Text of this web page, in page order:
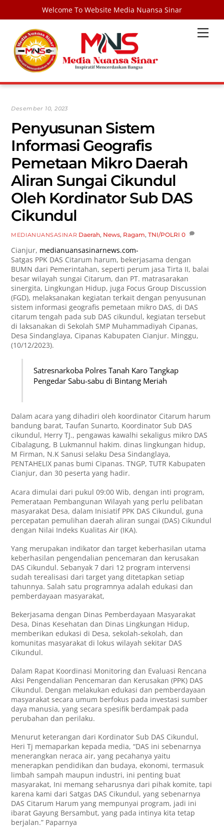
Welcome To Website Media Nuansa Sinar
content
Desember 10, 2023
Penyusunan Sistem
Informasi Geografis
Pemetaan Mikro Daerah
Aliran Sungai Cikundul
Oleh Kordinator Sub DAS
Cikundul
MEDIANUANSASINAR Daerah, News, Ragam,TNI/POLRI 0
Cianjur, medianuansasinarnews.com-
Satgas PPK DAS Citarum harum, bekerjasama dengan
BUMN dari Pemerintahan, seperti perum jasa Tirta II, balai
besar wilayah sungai Citarum, dan PT. matrasarakan
sinergita, Lingkungan Hidup, juga Focus Group Discussion
(FGD), melaksanakan kegiatan terkait dengan penyusunan
sistem informasi geografis pemetaan mikro DAS, di DAS
citarum tengah pada sub DAS cikundul, kegiatan tersebut
di laksanakan di Sekolah SMP Muhammadiyah Cipanas,
Desa Sindanglaya, Cipanas Kabupaten Cianjur. Minggu,
(10/12/2023).
Satresnarkoba Polres Tanah Karo Tangkap
Pengedar Sabu-sabu di Bintang Meriah
Dalam acara yang dihadiri oleh koordinator Citarum harum
bandung barat, Taufan Sunarto, Koordinator Sub DAS
cikundul, Herry TJ., pengawas kawalhi sekaligus mikro DAS
Cibalagung, B Lukmannul hakim. dinas lingkungan hidup,
M Firman, N.K Sanusi selaku Desa Sindanglaya,
PENTAHELIX panas bumi Cipanas. TNGP, TUTR Kabupaten
Cianjur, dan 30 peserta yang hadir.
Acara dimulai dari pukul 09:00 Wib, dengan inti program,
Pemerataan Pembangunan Wilayah yang perlu pelibatan
masyarakat Desa, dalam Inisiatif PPK DAS Cikundul, guna
percepatan pemulihan daerah aliran sungai (DAS) Cikundul
dengan Nilai Indeks Kualitas Air (IKA).
Yang merupakan indikator dan target keberhasilan utama
keberhasilan pengendalian pencemaran dan kerusakan
DAS Cikundul. Sebanyak 7 dari 12 program intervensi
sudah terealisasi dari target yang ditetapkan setiap
tahunnya. Salah satu programnya adalah edukasi dan
pemberdayaan masyarakat,
Bekerjasama dengan Dinas Pemberdayaan Masyarakat
Desa, Dinas Kesehatan dan Dinas Lingkungan Hidup,
memberikan edukasi di Desa, sekolah-sekolah, dan
komunitas masyarakat di lokus wilayah sekitar DAS
Cikundul.
Dalam Rapat Koordinasi Monitoring dan Evaluasi Rencana
Aksi Pengendalian Pencemaran dan Kerusakan (PPK) DAS
Cikundul. Dengan melakukan edukasi dan pemberdayaan
masyarakat secara umum berfokus pada investasi sumber
daya manusia, yang secara spesifik berdampak pada
perubahan dan perilaku.
Menurut keterangan dari Kordinator Sub DAS Cikundul,
Heri Tj memaparkan kepada media, “DAS ini sebenarnya
menerangkan neraca air, yang pecahanya yaitu
menerapkan pendidikan dan budaya, ekonomi, termasuk
limbah sampah maupun industri, ini penting buat
masyarakat, Ini memang seharusnya dari pihak komite, tapi
karena kami dari Satgas DAS Cikundul, yang sebenarnya
DAS Citarum Harum yang mempunyai program, jadi ini
ibarat Gayung Bersambut, yang pada intinya kita tetap
berjalan.” Paparnya